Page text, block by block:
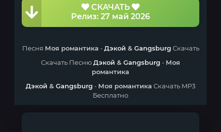
СКАЧАТЬ
Релиз: 27 май 2026
Песня Моя романтика -Дэкой & Gangsburg Скачать
Скачать ПеснюДэкой & Gangsburg - Моя
романтика
Дэкой & Gangsburg - Моя романтика Скачать MP3
Бесплатно